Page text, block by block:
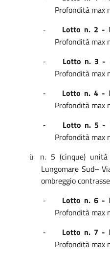
Profondità max
- Lotto n. 2 -
Profondità max
- Lotto n. 3 -
Profondità max
- Lotto n. 4 -
Profondità max
- Lotto n. 5 -
Profondità max
ü
n. 5 (cinque)
Lungomare Sud–
ombreggio
- Lotto n. 6 -
Profondità max
- Lotto n. 7 -
Profondità max